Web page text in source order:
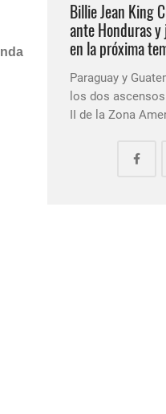
Billie Jean King
ante Honduras
en la próxima
Paraguay y
los dos
II de la Zona